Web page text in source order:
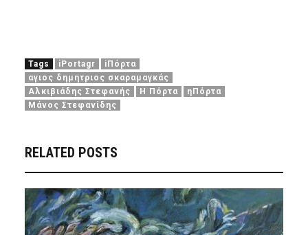
Tags iPortagr
iΠόρτα
αγιος δημητριος σκαραμαγκάς
Αλκιβιάδης Στεφανής
Η Πόρτα
ηΠόρτα
Μάνος Στεφανίδης
RELATED POSTS